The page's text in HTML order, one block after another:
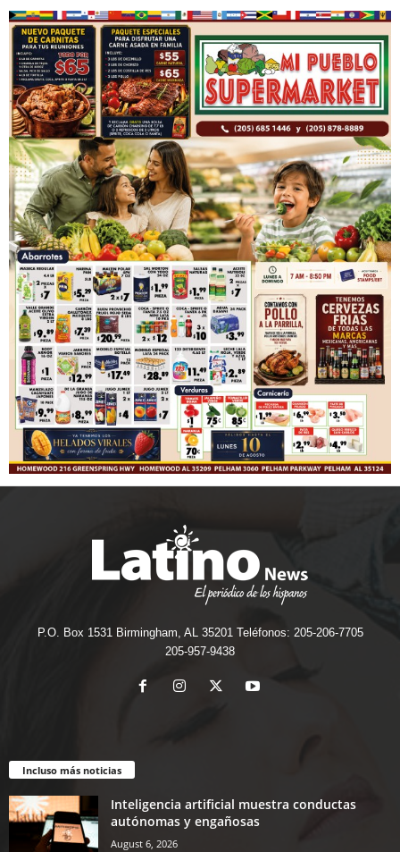
P.O. Box 1531 Birmingham, AL 35201 Teléfonos: 205-206-7705
205-957-9438
Incluso más noticias
Inteligencia artificial muestra conductas
autónomas y engañosas
August 6, 2026